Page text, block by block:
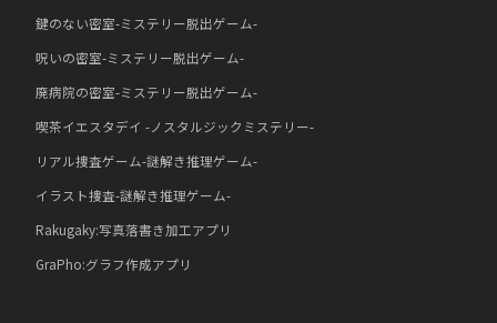
鍵のない密室-ミステリー脱出ゲーム-
呪いの密室-ミステリー脱出ゲーム-
廃病院の密室-ミステリー脱出ゲーム-
喫茶イエスタデイ -ノスタルジックミステリー-
リアル捜査ゲーム-謎解き推理ゲーム-
イラスト捜査-謎解き推理ゲーム-
Rakugaky:写真落書き加工アプリ
GraPho:グラフ作成アプリ